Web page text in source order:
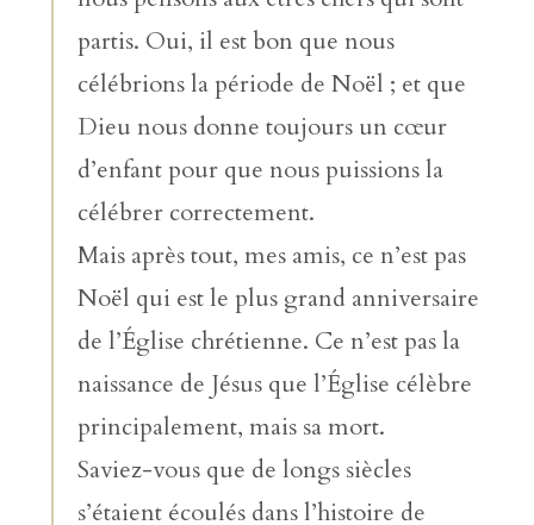
partis. Oui, il est bon que nous
célébrions la période de Noël ; et que
Dieu nous donne toujours un cœur
d’enfant pour que nous puissions la
célébrer correctement.
Mais après tout, mes amis, ce n’est pas
Noël qui est le plus grand anniversaire
de l’Église chrétienne. Ce n’est pas la
naissance de Jésus que l’Église célèbre
principalement, mais sa mort.
Saviez-vous que de longs siècles
s’étaient écoulés dans l’histoire de